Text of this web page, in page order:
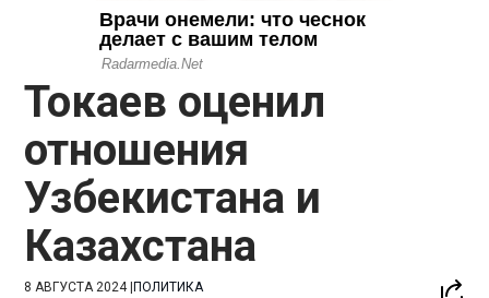
Токаев оценил
отношения
Узбекистана и
Казахстана
8 АВГУСТА 2024|ПОЛИТИКА